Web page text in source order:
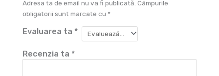
Adresa ta de email nu va fi publicată. Câmpurile
obligatorii sunt marcate cu *
Evaluarea ta *
Recenzia ta *